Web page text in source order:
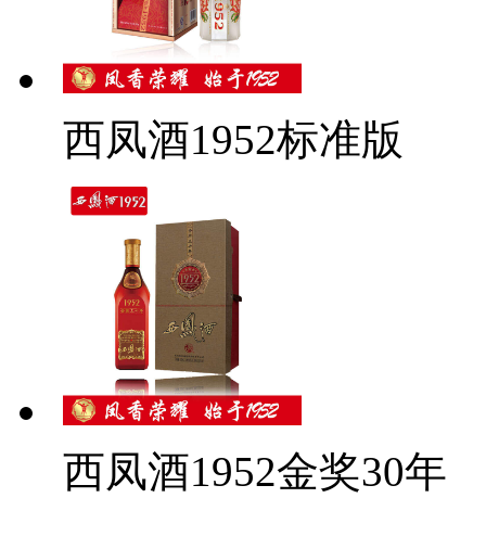
西凤酒1952标准版
西凤酒1952金奖30年